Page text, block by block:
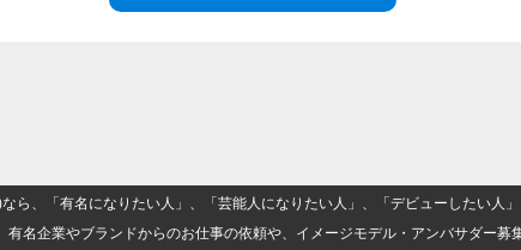
ら、「有名になりたい人」、「芸能人になりたい人」、「デビューしたい人
有名企業やブランドからのお仕事の依頼や、イメージモデル・アンバサダー募